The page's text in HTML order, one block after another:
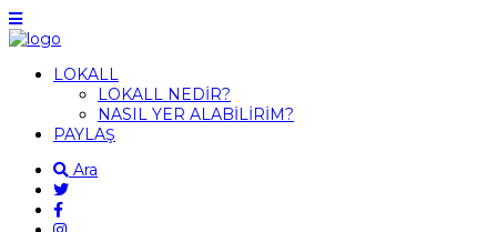
LOKALL
LOKALL NEDİR?
NASIL YER ALABİLİRİM?
PAYLAŞ
Ara